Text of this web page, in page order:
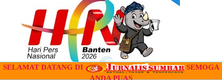
SELAMAT DATANG DI
SEMOGA
ANDA PUAS